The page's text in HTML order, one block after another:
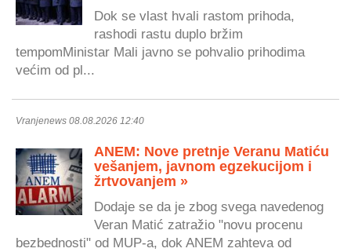
Dok se vlast hvali rastom prihoda,
rashodi rastu duplo bržim
tempomMinistar Mali javno se pohvalio prihodima
većim od pl...
Vranjenews 08.08.2026 12:40
ANEM: Nove pretnje Veranu Matiću
vešanjem, javnom egzekucijom i
žrtvovanjem »
Dodaje se da je zbog svega navedenog
Veran Matić zatražio "novu procenu
bezbednosti" od MUP-a, dok ANEM zahteva od